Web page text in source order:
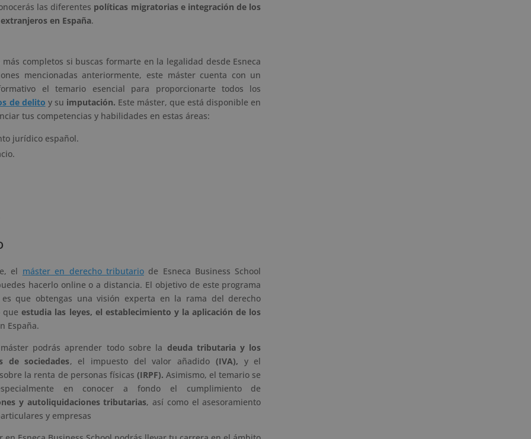
las diferentes políticas migratorias e integración de los
en España.
completos si buscas formarte en la legalidad desde Esneca
mencionadas anteriormente, este máster cuenta con un
el temario esencial para proporcionarte todos los
de delito y su imputación. Este máster, que está disponible en
tus competencias y habilidades en estas áreas:
jurídico español.
el máster en derecho tributariode Esneca Business School
hacerlo online o a distancia. El objetivo de este programa
es que obtengas una visión experta en la rama del derecho
queestudia las leyes, el establecimiento y la aplicación de los
España.
podrás aprender todo sobre la deuda tributaria y los
de sociedades, el impuesto del valor añadido (IVA), y el
la renta de personas físicas (IRPF). Asimismo, el temario se
en conocer a fondo el cumplimiento de
y autoliquidaciones tributarias, así como el asesoramiento
y empresas